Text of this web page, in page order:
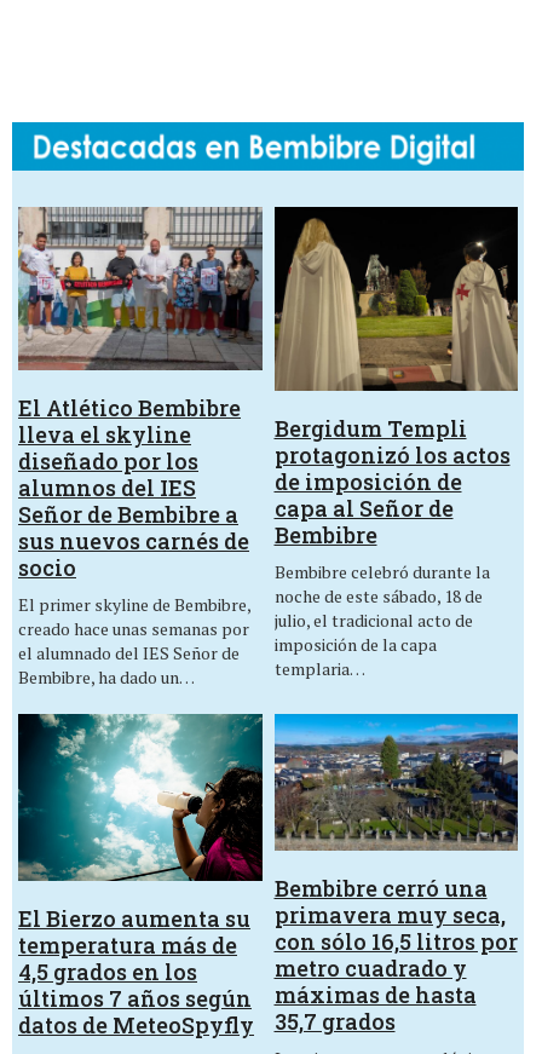
El Atlético Bembibre
lleva el skyline
diseñado por los
alumnos del IES
Señor de Bembibre a
sus nuevos carnés de
socio
El primer skyline de Bembibre,
creado hace unas semanas por
el alumnado del IES Señor de
Bembibre, ha dado un…
Bergidum Templi
protagonizó los actos
de imposición de
capa al Señor de
Bembibre
Bembibre celebró durante la
noche de este sábado, 18 de
julio, el tradicional acto de
imposición de la capa
templaria…
El Bierzo aumenta su
temperatura más de
4,5 grados en los
últimos 7 años según
datos de MeteoSpyfly
Bembibre cerró una
primavera muy seca,
con sólo 16,5 litros por
metro cuadrado y
máximas de hasta
35,7 grados